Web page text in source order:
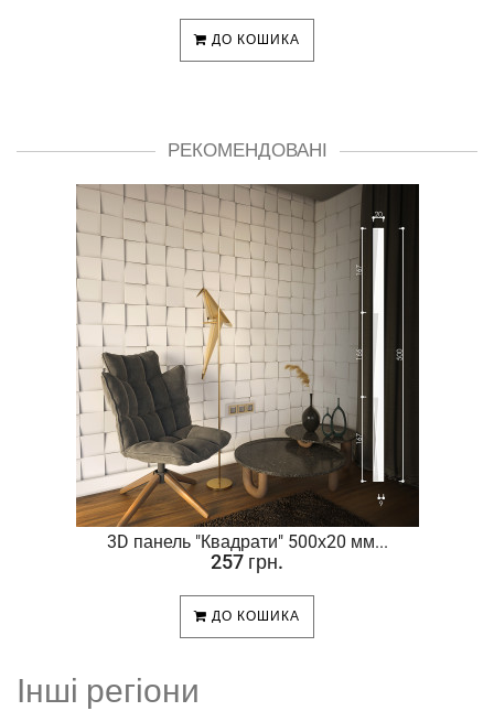
ДО КОШИКА
РЕКОМЕНДОВАНІ
3D панель "Квадрати" 500х20 мм...
257 грн.
ДО КОШИКА
Інші регіони